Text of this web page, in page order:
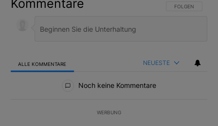
Kommentare FOLGE DIESER
FOLGEN
ALLE KOMMENTARE NEUESTE
Noch keine Kommentare
WERBUNG